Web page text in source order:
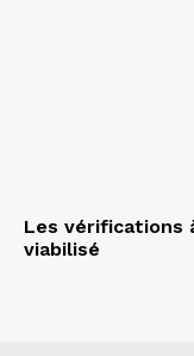
Les vérifications
viabilisé